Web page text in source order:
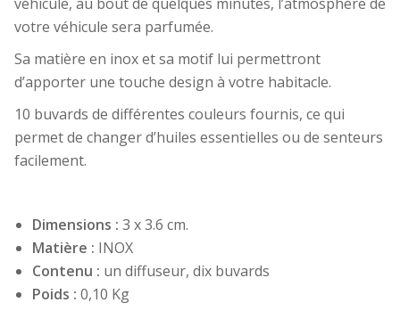
votre véhicule sera parfumée.
Sa matière en inox et sa motif lui permettront
d’apporter une touche design à votre habitacle.
10 buvards de différentes couleurs fournis, ce qui
permet de changer d’huiles essentielles ou de senteurs
facilement.
Dimensions : 3 x 3.6 cm.
Matière : INOX
Contenu : un diffuseur, dix buvards
Poids : 0,10 Kg